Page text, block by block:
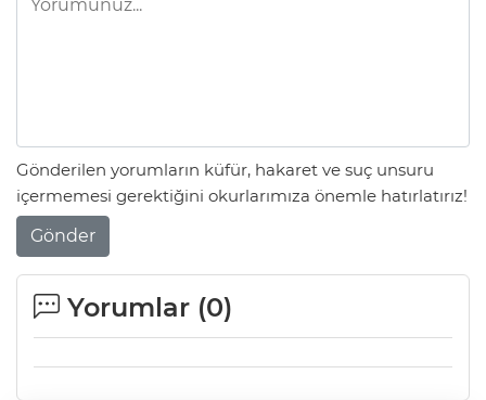
Gönderilen yorumların küfür, hakaret ve suç unsuru
içermemesi gerektiğini okurlarımıza önemle hatırlatırız!
Gönder
Yorumlar (0)